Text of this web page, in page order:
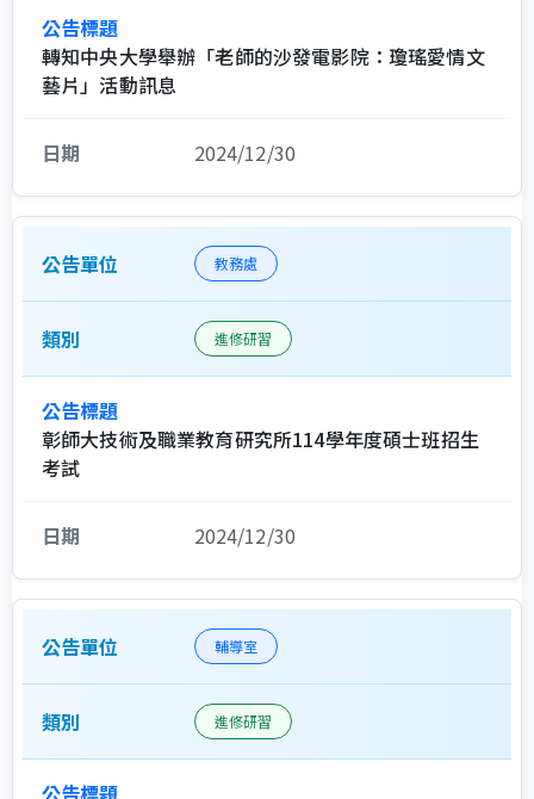
轉知中央大學舉辦「老師的沙發電影院：瓊瑤愛情文
藝片」活動訊息
2024/12/30
教務處
進修研習
彰師大技術及職業教育研究所114學年度碩士班招生
考試
2024/12/30
輔導室
進修研習